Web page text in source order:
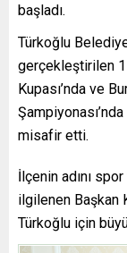
başladı.
Türkoğlu
gerçekleştirilen
Kupası’nda ve
misafir etti.
İlçenin adını
ilgilenen Başkan
Türkoğlu için